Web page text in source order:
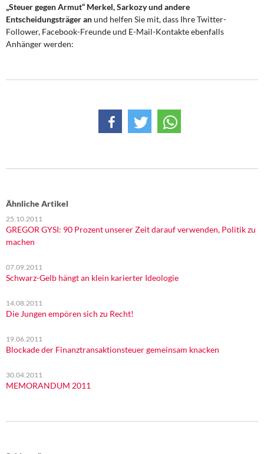
Institut Solidarische Moderne
Rosa-Luxemburg-Stiftung
„Steuer gegen Armut“ Merkel, Sarkozy und andere
Entscheidungsträger anund helfen Sie mit, dass Ihre Twitter-
Follower, Facebook-Freunde und E-Mail-Kontakte ebenfalls
Anhänger werden:
Ähnliche Artikel
25.10.2011
GREGOR GYSI: 90 Prozent unserer Zeit darauf verwenden, Politik zu
machen
07.09.2011
Schwarz-Gelb hängt an klein karierter Ideologie
14.08.2011
Die Jungen empören sich zu Recht!
19.06.2011
Blockade der Finanztransaktionsteuer gemeinsam knacken
30.04.2011
MEMORANDUM 2011